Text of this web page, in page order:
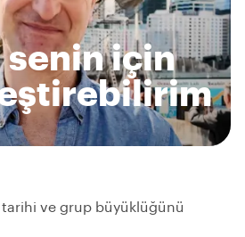
senin için
ve grup büyüklüğünü